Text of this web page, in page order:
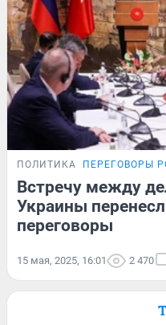
ПОЛИТИКА ПЕРЕГОВОРЫ
Встречу между
Украины
переговоры
15 мая, 2025, 16:01 2 470